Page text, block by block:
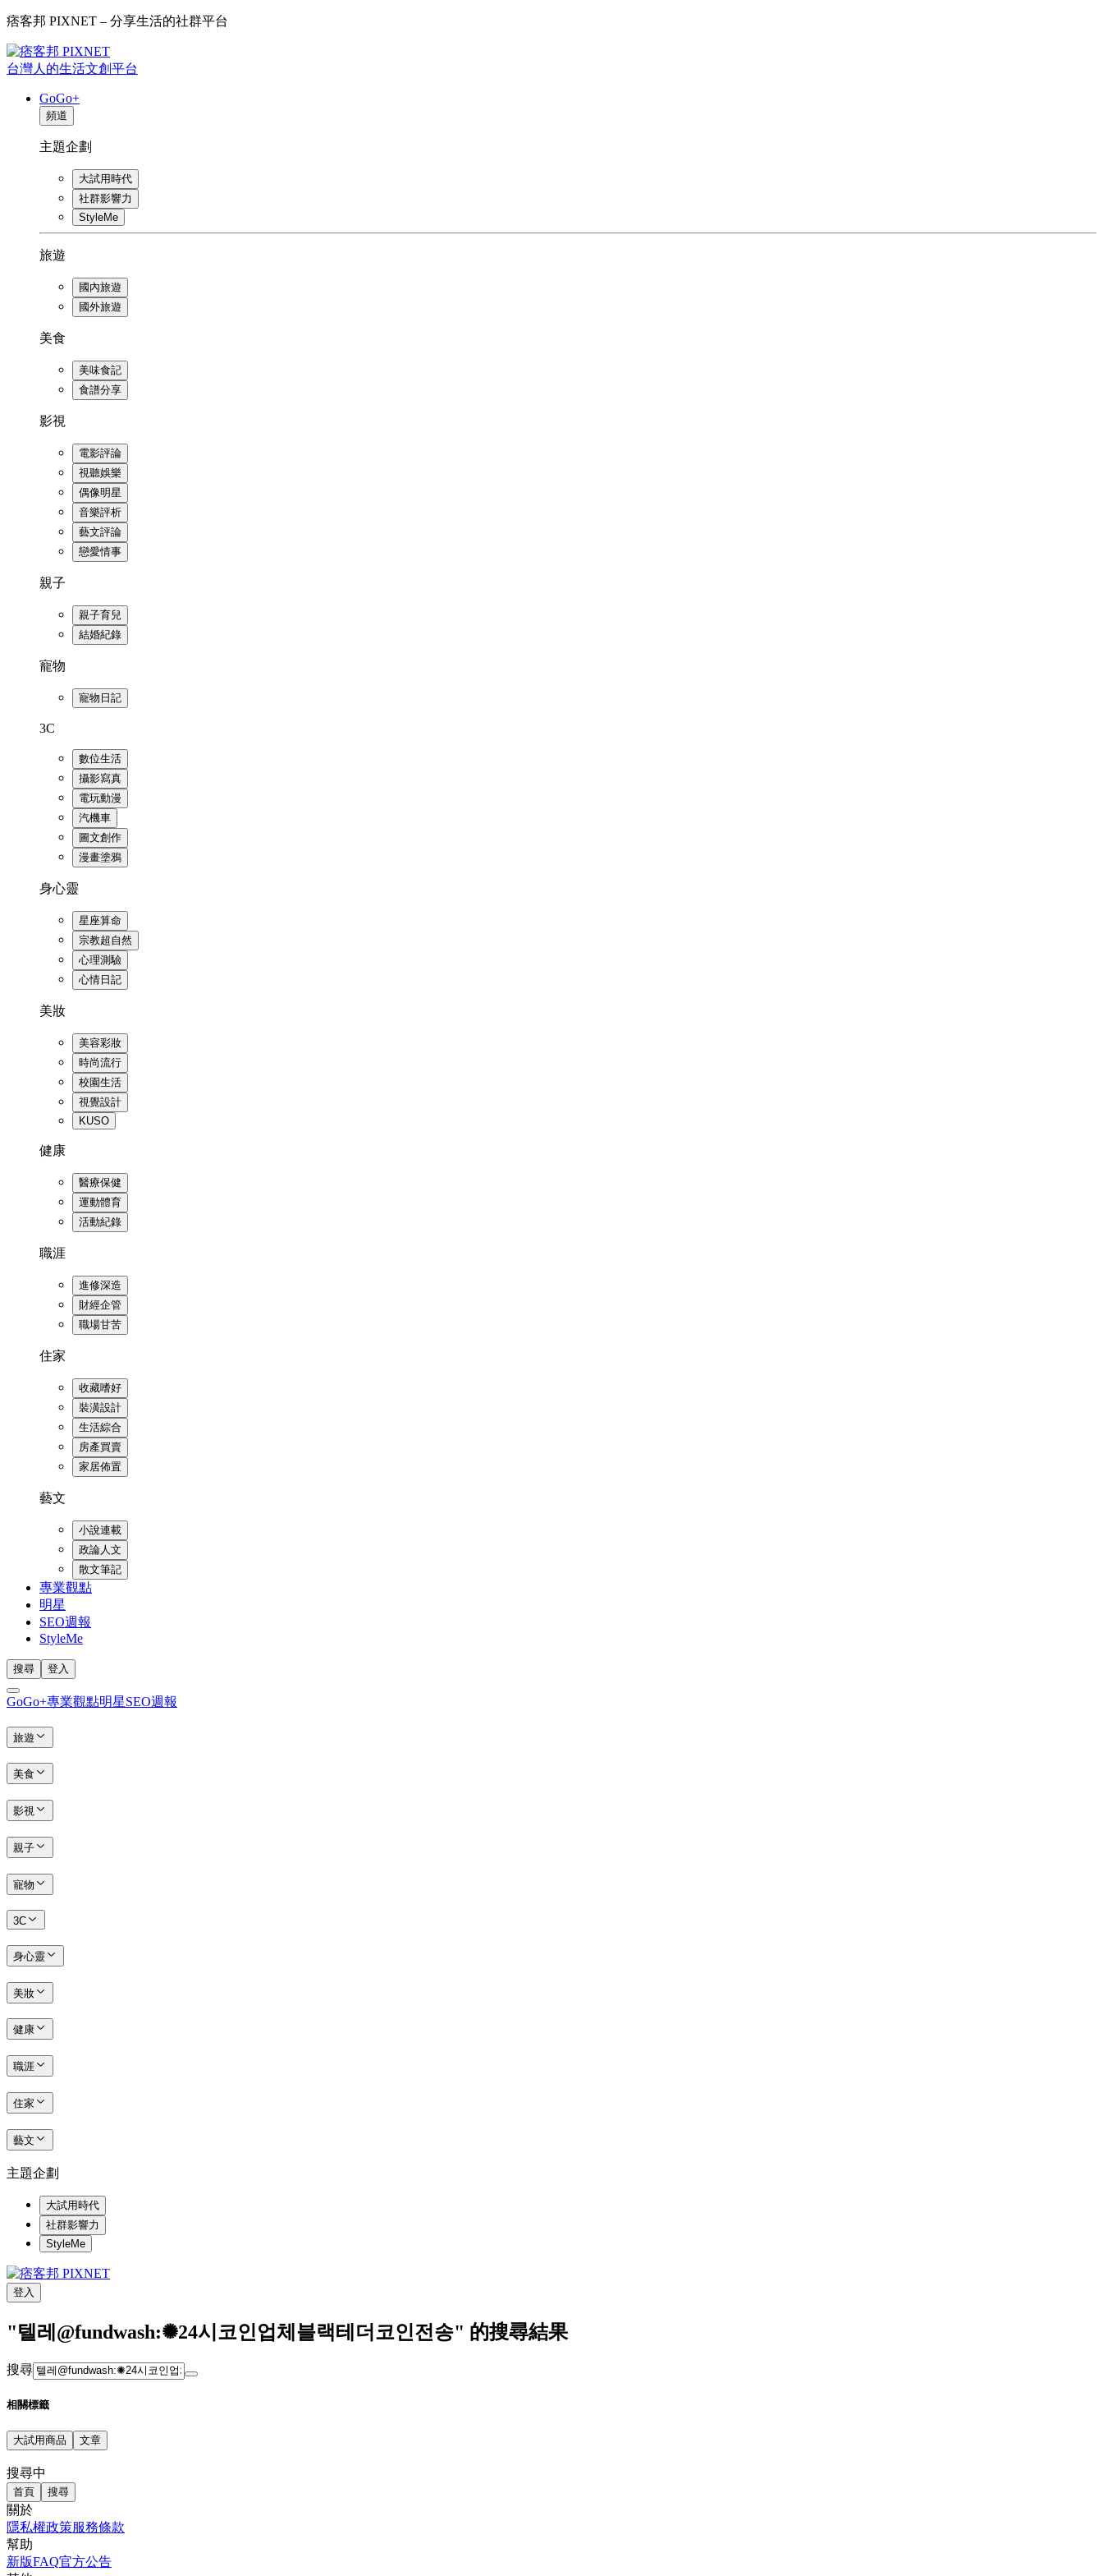
痞客邦 PIXNET – 分享生活的社群平台
台灣人的生活文創平台
GoGo+
頻道
主題企劃
大試用時代
社群影響力
StyleMe
旅遊
國內旅遊
國外旅遊
美食
美味食記
食譜分享
影視
電影評論
視聽娛樂
偶像明星
音樂評析
藝文評論
戀愛情事
親子
親子育兒
結婚紀錄
寵物
寵物日記
3C
數位生活
攝影寫真
電玩動漫
汽機車
圖文創作
漫畫塗鴉
身心靈
星座算命
宗教超自然
心理測驗
心情日記
美妝
美容彩妝
時尚流行
校園生活
視覺設計
KUSO
健康
醫療保健
運動體育
活動紀錄
職涯
進修深造
財經企管
職場甘苦
住家
收藏嗜好
裝潢設計
生活綜合
房產買賣
家居佈置
藝文
小說連載
政論人文
散文筆記
專業觀點
明星
SEO週報
StyleMe
搜尋 登入
GoGo+專業觀點明星SEO週報
旅遊
美食
影視
親子
寵物
3C
身心靈
美妝
健康
職涯
住家
藝文
主題企劃
大試用時代
社群影響力
StyleMe
登入
"텔레@fundwash:✺24시코인업체블랙테더코인전송" 的搜尋結果
搜尋
相關標籤
大試用商品 文章
搜尋中
首頁 搜尋
關於
隱私權政策服務條款
幫助
新版FAQ官方公告